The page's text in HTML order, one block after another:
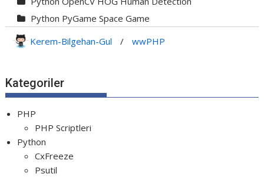
Python PyGame Space Game
Python PyGame Yılan Oyunu - Snake G...
Python Transparent Proxy Server
Kerem-Bilgehan-Gul / wwPHP
Kategoriler
PHP
PHP Scriptleri
Python
CxFreeze
Psutil